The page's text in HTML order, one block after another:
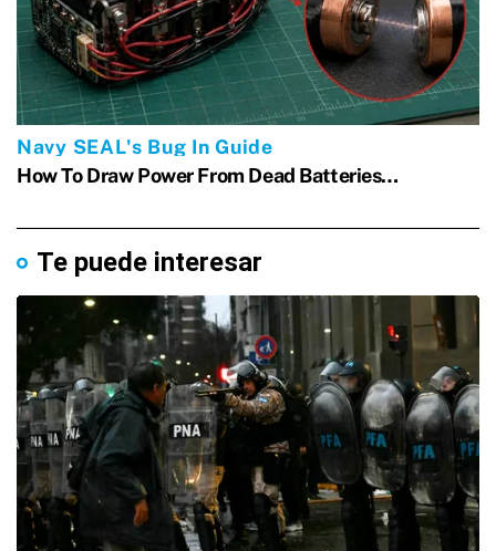
Te puede interesar